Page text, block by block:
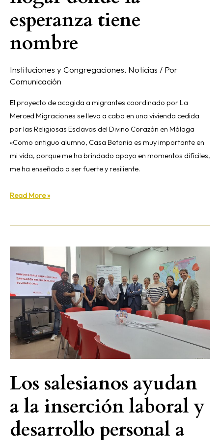
esperanza tiene
nombre
Instituciones y Congregaciones, Noticias / Por
Comunicación
El proyecto de acogida a migrantes coordinado por La
Merced Migraciones se lleva a cabo en una vivienda cedida
por las Religiosas Esclavas del Divino Corazón en Málaga
«Como antiguo alumno, Casa Betania es muy importante en
mi vida, porque me ha brindado apoyo en momentos difíciles,
me ha enseñado a ser fuerte y resiliente.
Read More »
Los salesianos ayudan
a la inserción laboral y
desarrollo personal a
salesianos
ayudan
a
inserción
laboral
y
desarrollo
a
jóvenes
vulnerables